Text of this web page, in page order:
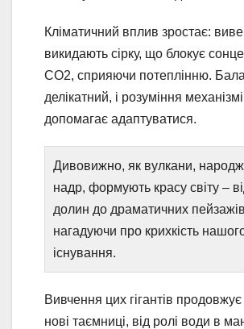
Кліматичний вплив зростає:
викидають сірку, що блокує
CO2, сприяючи потеплінню.
делікатний, і розуміння
допомагає адаптуватися.
Дивовижно, як вулкани,
надр, формують красу світу –
долин до драматичних
нагадуючи про крихкість
існування.
Вивчення цих гігантів
нові таємниці, від ролі води в